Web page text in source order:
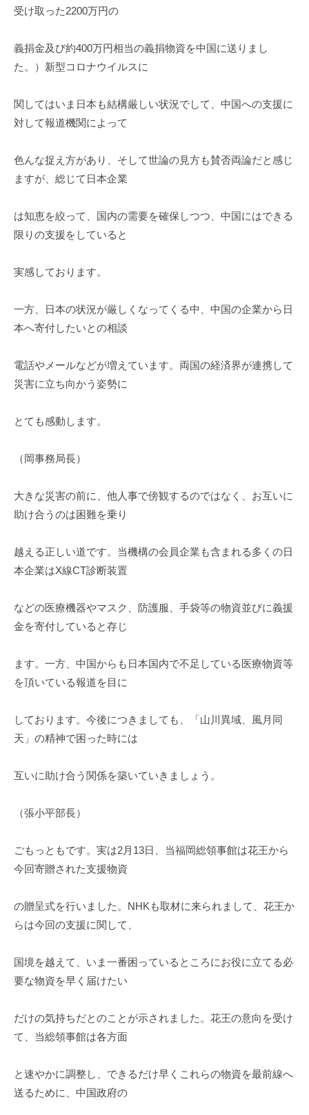
受け取った2200万円の
義捐金及び約400万円相当の義捐物資を中国に送りまし
た。）新型コロナウイルスに
関してはいま日本も結構厳しい状況でして、中国への支援に
対して報道機関によって
色んな捉え方があり、そして世論の見方も賛否両論だと感じ
ますが、総じて日本企業
は知恵を絞って、国内の需要を確保しつつ、中国にはできる
限りの支援をしていると
実感しております。
一方、日本の状況が厳しくなってくる中、中国の企業から日
本へ寄付したいとの相談
電話やメールなどが増えています。両国の経済界が連携して
災害に立ち向かう姿勢に
とても感動します。
（岡事務局長）
大きな災害の前に、他人事で傍観するのではなく、お互いに
助け合うのは困難を乗り
越える正しい道です。当機構の会員企業も含まれる多くの日
本企業はX線CT診断装置
などの医療機器やマスク、防護服、手袋等の物資並びに義援
金を寄付していると存じ
ます。一方、中国からも日本国内で不足している医療物資等
を頂いている報道を目に
しております。今後につきましても、「山川異域、風月同
天」の精神で困った時には
互いに助け合う関係を築いていきましょう。
（張小平部長）
ごもっともです。実は2月13日、当福岡総領事館は花王から
今回寄贈された支援物資
の贈呈式を行いました。NHKも取材に来られまして、花王か
らは今回の支援に関して、
国境を越えて、いま一番困っているところにお役に立てる必
要な物資を早く届けたい
だけの気持ちだとのことが示されました。花王の意向を受け
て、当総領事館は各方面
と速やかに調整し、できるだけ早くこれらの物資を最前線へ
送るために、中国政府の